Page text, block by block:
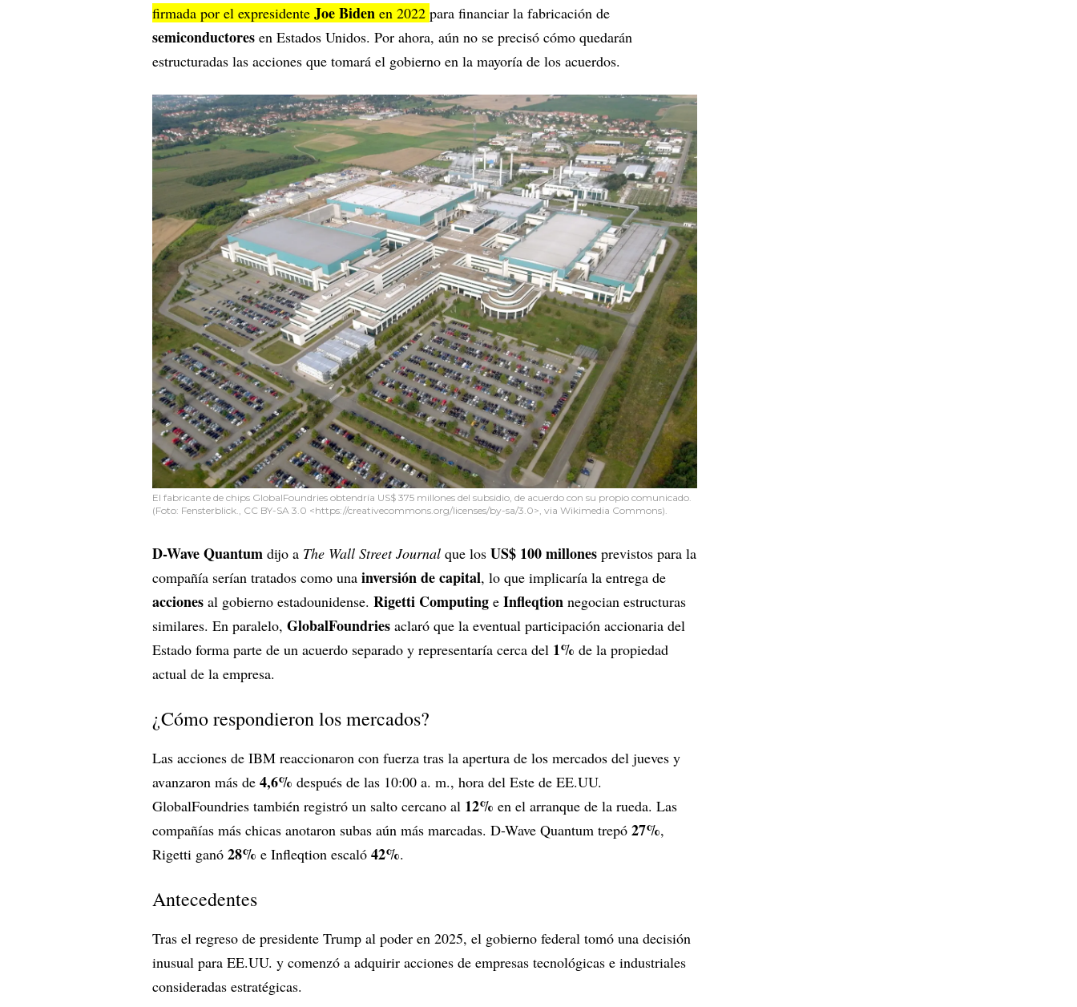
firmada por el expresidente Joe Biden en 2022 para financiar la fabricación de
semiconductores en Estados Unidos. Por ahora, aún no se precisó cómo quedarán
estructuradas las acciones que tomará el gobierno en la mayoría de los acuerdos.
El fabricante de chips GlobalFoundries obtendría US$ 375 millones del subsidio, de acuerdo con su propio comunicado.
(Foto: Fensterblick., CC BY-SA 3.0 <https://creativecommons.org/licenses/by-sa/3.0>, via Wikimedia Commons).
D-Wave Quantum dijo a The Wall Street Journal que los US$ 100 millones previstos para la
compañía serían tratados como una inversión de capital, lo que implicaría la entrega de
acciones al gobierno estadounidense. Rigetti Computing e Infleqtion negocian estructuras
similares. En paralelo, GlobalFoundries aclaró que la eventual participación accionaria del
Estado forma parte de un acuerdo separado y representaría cerca del 1% de la propiedad
actual de la empresa.
¿Cómo respondieron los mercados?
Las acciones de IBM reaccionaron con fuerza tras la apertura de los mercados del jueves y
avanzaron más de 4,6% después de las 10:00 a. m., hora del Este de EE.UU.
GlobalFoundries también registró un salto cercano al 12% en el arranque de la rueda. Las
compañías más chicas anotaron subas aún más marcadas. D-Wave Quantum trepó 27%,
Rigetti ganó 28% e Infleqtion escaló 42%.
Antecedentes
Tras el regreso de presidente Trump al poder en 2025, el gobierno federal tomó una decisión
inusual para EE.UU. y comenzó a adquirir acciones de empresas tecnológicas e industriales
consideradas estratégicas.